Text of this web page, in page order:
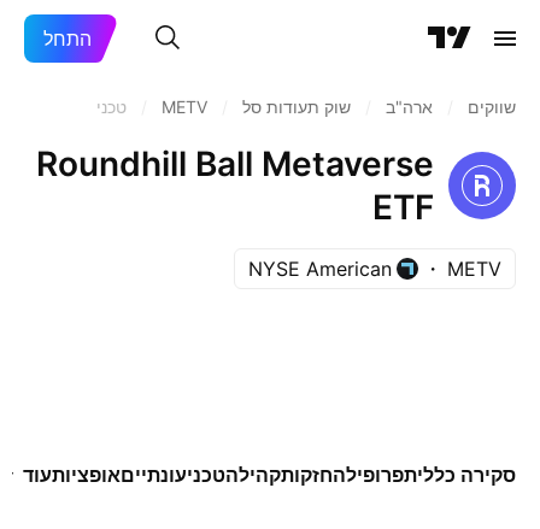
התחל
שווקים ארה"ב‏ שוק תעודות סל METV טכני
Roundhill Ball Metaverse
ETF
METV
NYSE American
סקירה כלליתפרופילהחזקותקהילהטכניעונתייםאופציותעוד